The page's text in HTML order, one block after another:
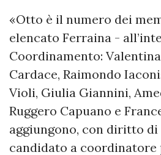
«Otto è il numero dei
elencato Ferraina -
Coordinamento:
Cardace, Raimondo
Violi, Giulia Giannini,
Ruggero Capuano e
aggiungono, con diritto di
candidato a coordinatore